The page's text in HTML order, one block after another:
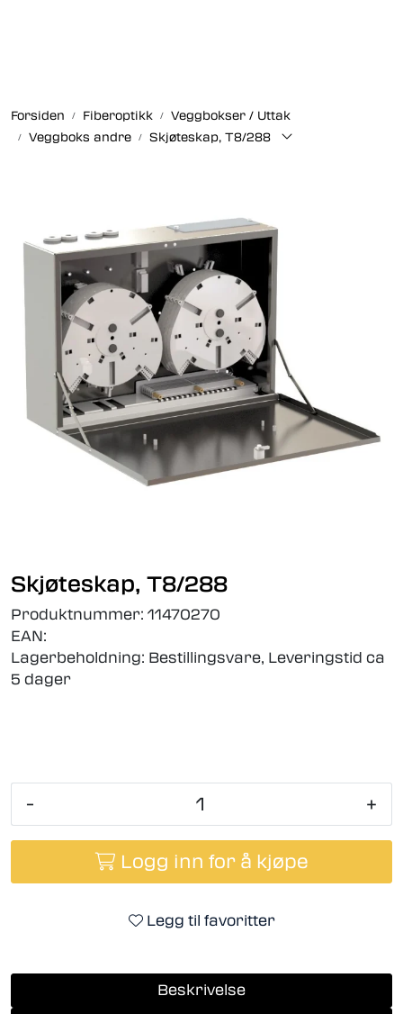
Forsiden Fiberoptikk
Veggbokser / Uttak
Veggboks andre
Skjøteskap, T8/288
Skjøteskap, T8/288
Produktnummer: 11470270
EAN:
Lagerbeholdning: Bestillingsvare, Leveringstid ca
5 dager
- +
Logg inn for å kjøpe
Legg til favoritter
Beskrivelse
Strukturert kabling
Kunnskapssenter
Nyheter
Om oss